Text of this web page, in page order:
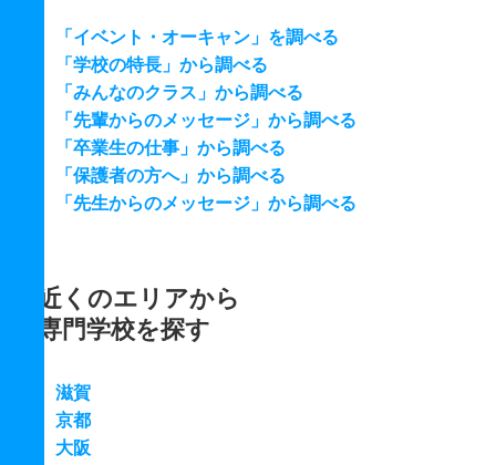
「イベント・オーキャン」を調べる
「学校の特長」から調べる
「みんなのクラス」から調べる
「先輩からのメッセージ」から調べる
「卒業生の仕事」から調べる
「保護者の方へ」から調べる
「先生からのメッセージ」から調べる
近くのエリアから
専門学校を探す
滋賀
京都
大阪